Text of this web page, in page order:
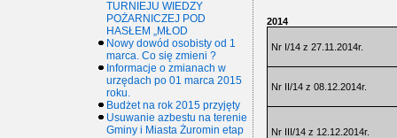
TURNIEJU WIEDZY
POŻARNICZEJ POD
HASŁEM „MŁOD
Nowy dowód osobisty od 1
marca. Co się zmieni ?
Informacje o zmianach w
urzędach po 01 marca 2015
roku.
Budżet na rok 2015 przyjęty
Usuwanie azbestu na terenie
Gminy i Miasta Żuromin etap
2014
Nr I/14 z 27.11.2014r.
Nr II/14 z 08.12.2014r.
Nr III/14 z 12.12.2014r.